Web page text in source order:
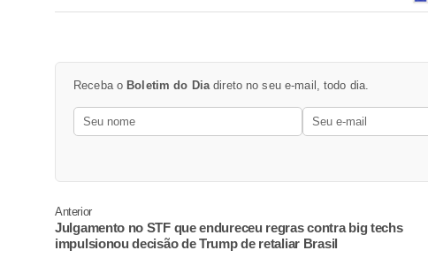
Receba o Boletim do Diadireto no seu e-mail, todo dia.
Anterior
Julgamento no STF que endureceu regras contra big techs
impulsionou decisão de Trump de retaliar Brasil